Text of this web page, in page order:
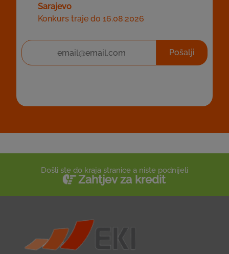
Sarajevo
Konkurs traje do 16.08.2026
Pošalji
Došli ste do kraja stranice a niste podnijeli
Zahtjev za kredit